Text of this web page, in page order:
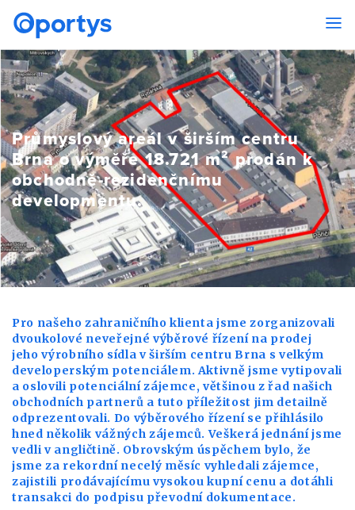
Průmyslový areál v širším centru
Brna o výměře 18.721 m² prodán k
obchodně-rezidenčnímu
developmentu.
Pro našeho zahraničního klienta jsme zorganizovali
dvoukolové neveřejné výběrové řízení na prodej
jeho výrobního sídla v širším centru Brna s velkým
developerským potenciálem. Aktivně jsme vytipovali
a oslovili potenciální zájemce, většinou z řad našich
obchodních partnerů a tuto příležitost jim detailně
odprezentovali. Do výběrového řízení se přihlásilo
hned několik vážných zájemců. Veškerá jednání jsme
vedli v angličtině. Obrovským úspěchem bylo, že
jsme za rekordní necelý měsíc vyhledali zájemce,
zajistili prodávajícímu vysokou kupní cenu a dotáhli
transakci do podpisu převodní dokumentace.